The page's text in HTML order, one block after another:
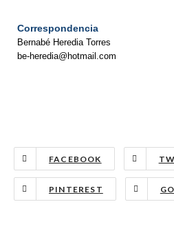
Correspondencia
Bernabé Heredia Torres
be-heredia@hotmail.com
FACEBOOK
PINTEREST